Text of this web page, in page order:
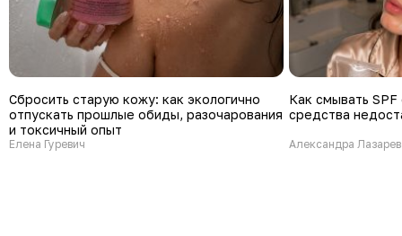
Сбросить старую кожу: как экологично
отпускать прошлые обиды, разочарования
и токсичный опыт
Елена Гуревич
Как смывать
средства
Александра